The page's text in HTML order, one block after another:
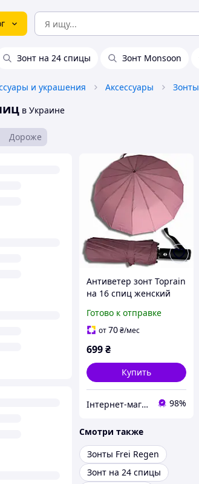
Зонт на 24 спицы Зонт Monsoon
и украшения Аксессуары Зонты
в Украине
Дороже
Антиветер зонт Toprain
на 16 спиц женский
автомат складной
качественный
антишторм от дождя
Готово к отправке
от70₴/мес
699₴
Купить
Інтернет-магазин Sport Year 98%
Смотри также
Зонты Frei Regen
Зонт на 24 спицы